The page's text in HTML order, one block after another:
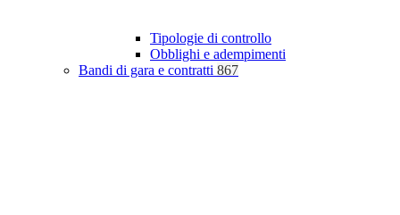
Tipologie di controllo
Obblighi e adempimenti
Bandi di gara e contratti 867